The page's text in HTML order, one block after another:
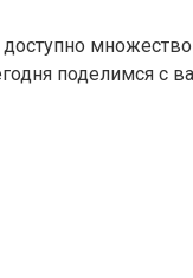
поделимся с